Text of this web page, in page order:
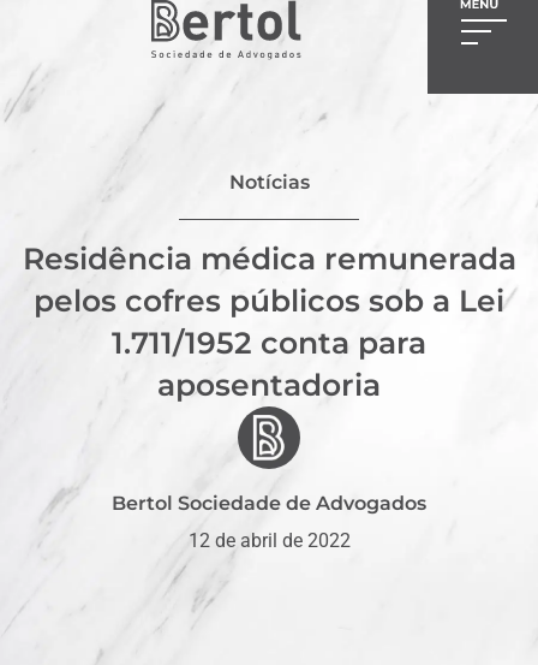
Notícias
Residência médica remunerada
pelos cofres públicos sob a Lei
1.711/1952 conta para
aposentadoria
Bertol Sociedade de Advogados
12 de abril de 2022